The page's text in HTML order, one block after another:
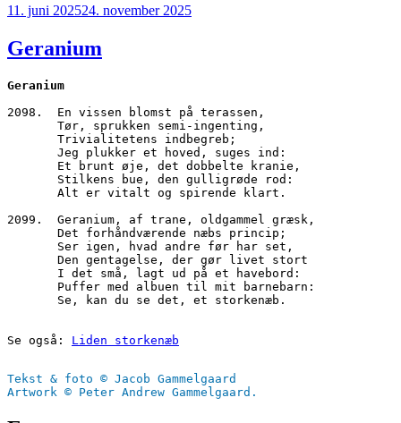
Udgivet
11. juni 202524. november 2025
Geranium
Geranium
2098.  En vissen blomst på terassen,
       Tør, sprukken semi-ingenting,
       Trivialitetens indbegreb;
       Jeg plukker et hoved, suges ind:
       Et brunt øje, det dobbelte kranie,
       Stilkens bue, den gulligrøde rod:
       Alt er vitalt og spirende klart.
2099.  Geranium, af trane, oldgammel græsk,
       Det forhåndværende næbs princip;
       Ser igen, hvad andre før har set,
       Den gentagelse, der gør livet stort
       I det små, lagt ud på et havebord:
       Puffer med albuen til mit barnebarn:
       Se, kan du se det, et storkenæb.
Se også: Liden storkenæb
Tekst & foto © Jacob Gammelgaard
Artwork © Peter Andrew Gammelgaard.